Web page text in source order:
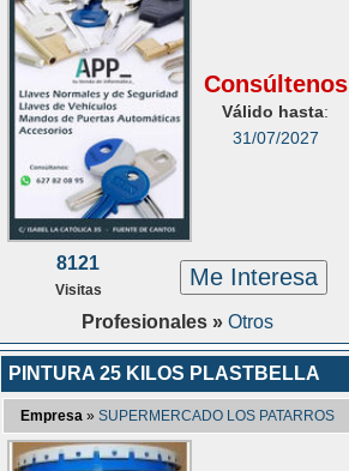
Consúltenos
Válido hasta:
31/07/2027
8121
Visitas Me Interesa
Profesionales » Otros
PINTURA 25 KILOS PLASTBELLA
Empresa » SUPERMERCADO LOS PATARROS